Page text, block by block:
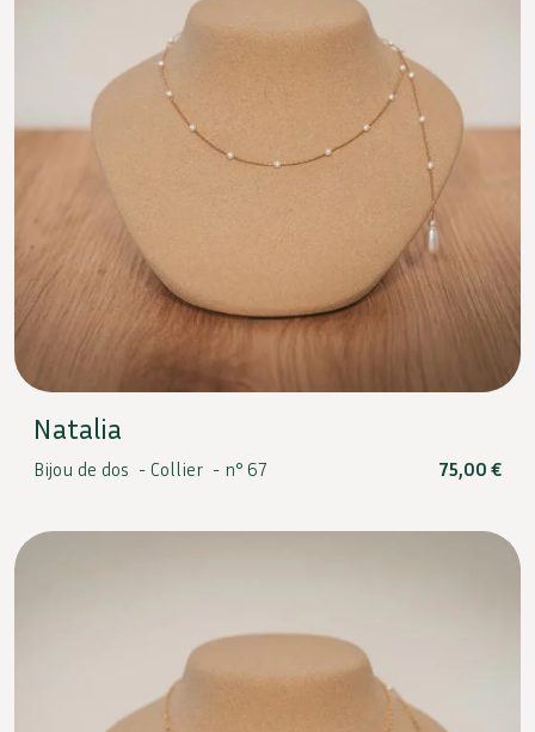
Natalia
Bijou de dos - Collier - n° 67 75,00 €